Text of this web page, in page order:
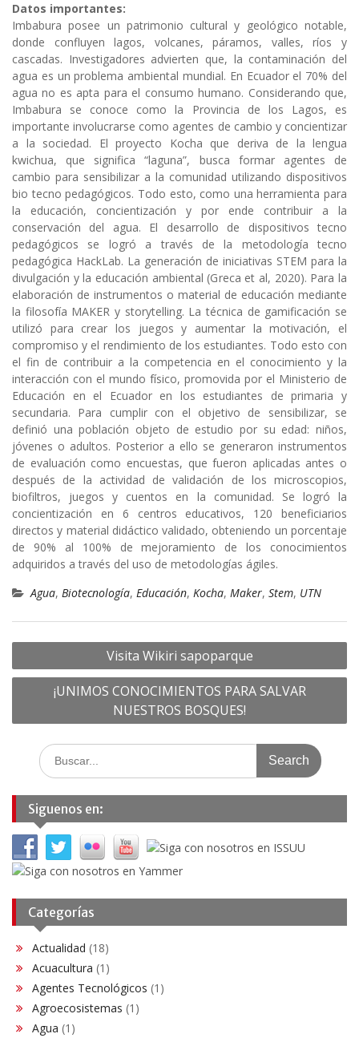
Datos importantes:
Imbabura posee un patrimonio cultural y geológico notable,
donde confluyen lagos, volcanes, páramos, valles, ríos y
cascadas. Investigadores advierten que, la contaminación del
agua es un problema ambiental mundial. En Ecuador el 70% del
agua no es apta para el consumo humano. Considerando que,
Imbabura se conoce como la Provincia de los Lagos, es
importante involucrarse como agentes de cambio y concientizar
a la sociedad. El proyecto Kocha que deriva de la lengua
kwichua, que significa “laguna”, busca formar agentes de
cambio para sensibilizar a la comunidad utilizando dispositivos
bio tecno pedagógicos. Todo esto, como una herramienta para
la educación, concientización y por ende contribuir a la
conservación del agua. El desarrollo de dispositivos tecno
pedagógicos se logró a través de la metodología tecno
pedagógica HackLab. La generación de iniciativas STEM para la
divulgación y la educación ambiental (Greca et al, 2020). Para la
elaboración de instrumentos o material de educación mediante
la filosofía MAKER y storytelling. La técnica de gamificación se
utilizó para crear los juegos y aumentar la motivación, el
compromiso y el rendimiento de los estudiantes. Todo esto con
el fin de contribuir a la competencia en el conocimiento y la
interacción con el mundo físico, promovida por el Ministerio de
Educación en el Ecuador en los estudiantes de primaria y
secundaria. Para cumplir con el objetivo de sensibilizar, se
definió una población objeto de estudio por su edad: niños,
jóvenes o adultos. Posterior a ello se generaron instrumentos
de evaluación como encuestas, que fueron aplicadas antes o
después de la actividad de validación de los microscopios,
biofiltros, juegos y cuentos en la comunidad. Se logró la
concientización en 6 centros educativos, 120 beneficiarios
directos y material didáctico validado, obteniendo un porcentaje
de 90% al 100% de mejoramiento de los conocimientos
adquiridos a través del uso de metodologías ágiles.
Agua, Biotecnología, Educación, Kocha, Maker, Stem, UTN
Navegación
de
entradas
Visita Wikiri sapoparque
¡UNIMOS CONOCIMIENTOS PARA SALVAR
NUESTROS BOSQUES!
Search
for:
Siguenos en:
Categorías
Actualidad (18)
Acuacultura (1)
Agentes Tecnológicos (1)
Agroecosistemas (1)
Agua (1)